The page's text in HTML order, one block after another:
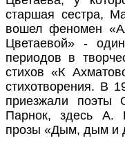
старшая сестра,
вошел феномен
Цветаевой» -
периодов в
стихов «К
стихотворения. В
приезжали
Парнок, здесь А.
прозы «Дым, дым